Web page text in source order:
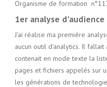
Organisme de formation
1er analyse
J'ai réalise ma première
aucun outil d'analytics. Il
contenait en mode texte la
pages et fichiers appelés sur
les générations de